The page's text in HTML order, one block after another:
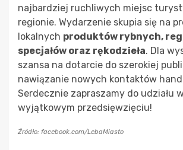
najbardziej ruchliwych miejsc
regionie. Wydarzenie skupia się na
lokalnych produktów rybnych,
specjałów oraz rękodzieła. Dla
szansa na dotarcie do szerokiej
nawiązanie nowych kontaktów
Serdecznie zapraszamy do udziału
wyjątkowym przedsięwzięciu!
Źródło: facebook.com/LebaMiasto